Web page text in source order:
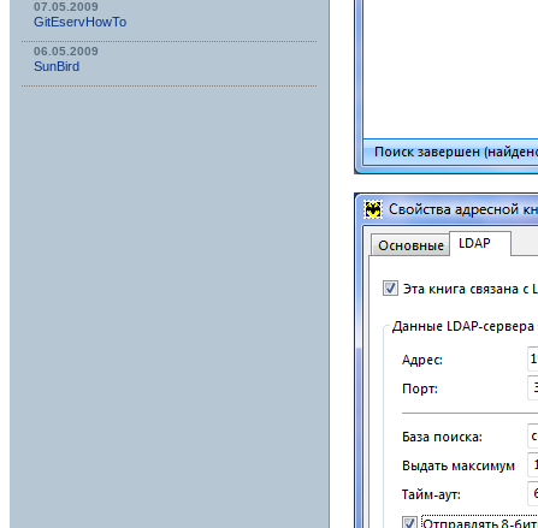
07.05.2009
GitEservHowTo
06.05.2009
SunBird